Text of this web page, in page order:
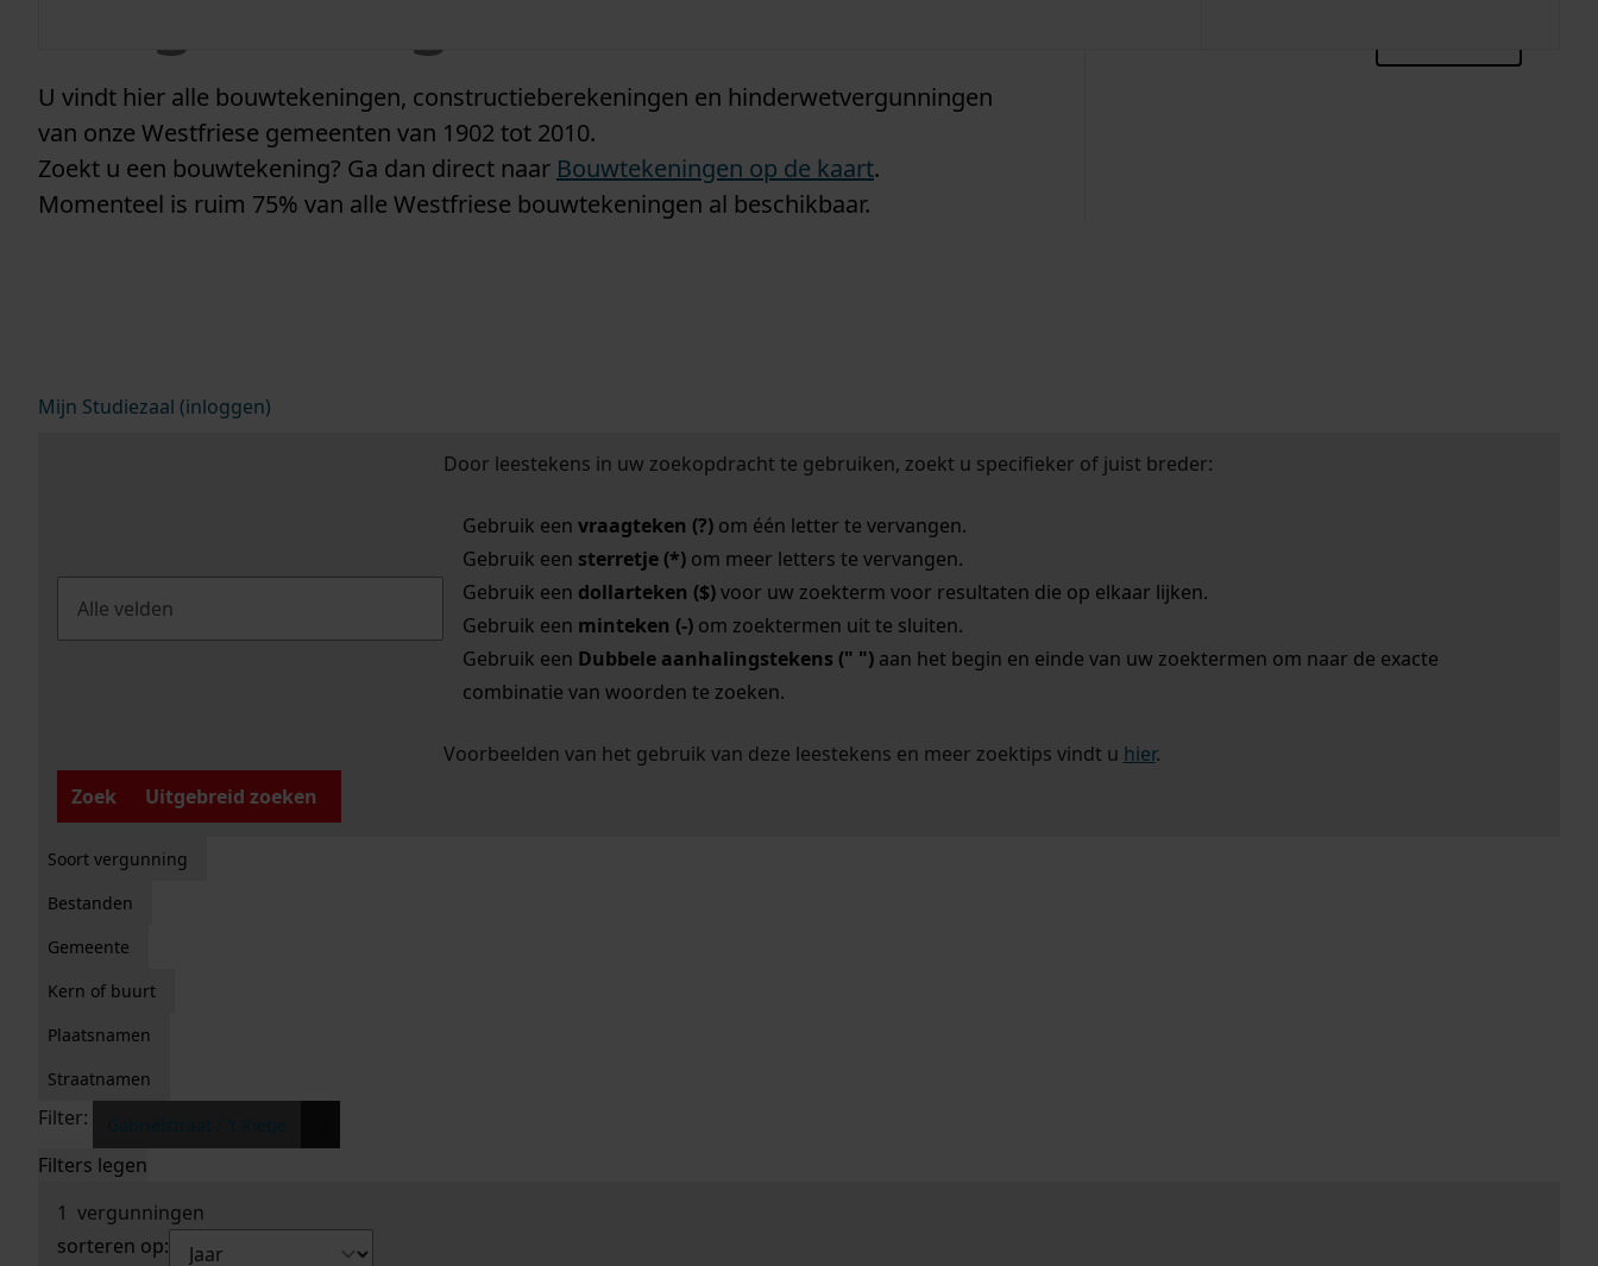
U vindt hier alle bouwtekeningen, constructieberekeningen en hinderwetvergunningen
van onze Westfriese gemeenten van 1902 tot 2010.
Zoekt u een bouwtekening? Ga dan direct naar Bouwtekeningen op de kaart.
Momenteel is ruim 75% van alle Westfriese bouwtekeningen al beschikbaar.
Mijn Studiezaal (inloggen)
Door leestekens in uw zoekopdracht te gebruiken, zoekt u specifieker of juist breder:
Gebruik een vraagteken (?)om één letter te vervangen.
Gebruik een sterretje (*)om meer letters te vervangen.
Gebruik een dollarteken ($)voor uw zoekterm voor resultaten die op elkaar lijken.
Gebruik een minteken (-)om zoektermen uit te sluiten.
Gebruik een Dubbele aanhalingstekens (" ")aan het begin en einde van uw zoektermen om naar de exacte
combinatie van woorden te zoeken.
Voorbeelden van het gebruik van deze leestekens en meer zoektips vindt u hier.
Zoek
Uitgebreid zoeken
Soort vergunning
Bestanden
Gemeente
Kern of buurt
Plaatsnamen
Straatnamen
Filter:
Filters legen
1 vergunningen
sorteren op: